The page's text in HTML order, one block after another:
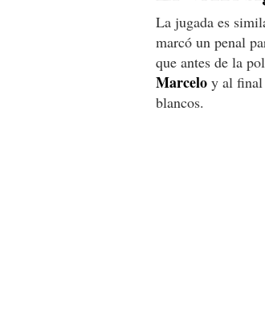
La jugada es
marcó un penal
que antes de la
Marcelo y al final
blancos.